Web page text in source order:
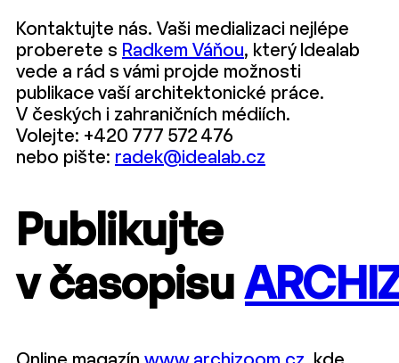
Kontaktujte nás. Vaši medializaci nejlépe
proberete s Radkem Váňou, který Idealab
vede a rád s vámi projde možnosti
publikace vaší architektonické práce.
V českých i zahraničních médiích.
Volejte: +420 777 572 476
nebo pište: radek@idealab.cz
Publikujte
v časopisu